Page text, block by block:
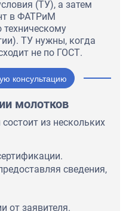
(ТУ), а затем
в ФАТРиМ
техническому
ТУ нужны, когда
не по ГОСТ.
консультацию
молотков
из нескольких
сведения,
от заявителя.